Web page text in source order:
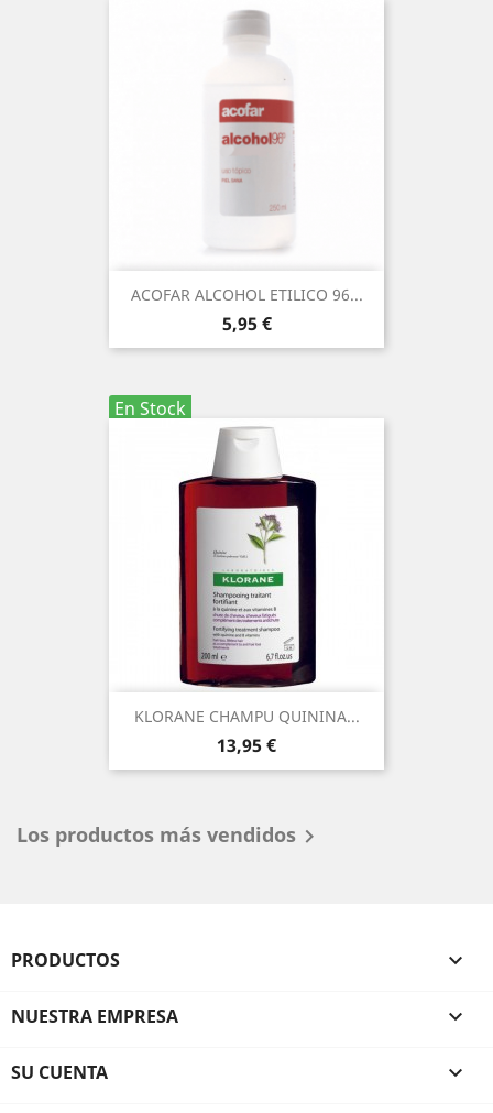
ACOFAR ALCOHOL ETILICO 96...
Precio
5,95 €
En Stock
KLORANE CHAMPU QUININA...
Precio
13,95 €
Los productos más vendidos 
PRODUCTOS 
NUESTRA EMPRESA 
SU CUENTA 